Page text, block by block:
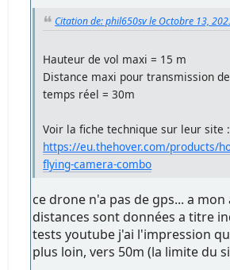
Citation de: phil650sv le Octobre 13,
Hauteur de vol maxi = 15 m
Distance maxi pour transmission
temps réel = 30m
Voir la fiche technique sur leur site :
https://eu.thehover.com/products/
flying-camera-combo
ce drone n'a pas de gps... a mon
distances sont données a titre
tests youtube j'ai l'impression
plus loin, vers 50m (la limite du